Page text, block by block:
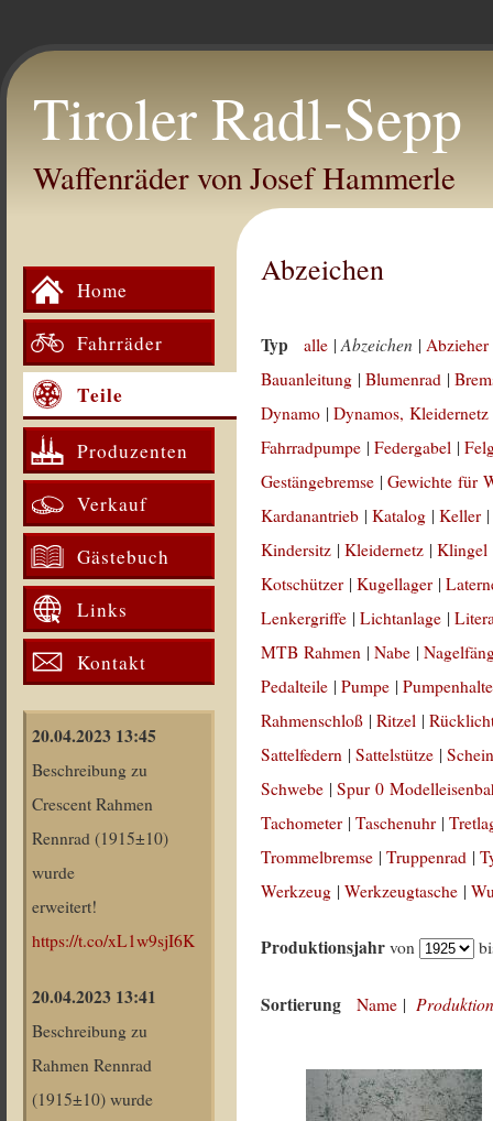
Tiroler Radl-Sepp
Waffenräder von Josef Hammerle
Home
Fahrräder
Teile
Produzenten
Verkauf
Gästebuch
Links
Kontakt
20.04.2023 13:45
Beschreibung zu
Crescent Rahmen
Rennrad (1915±10)
wurde
erweitert!
https://t.co/xL1w9sjI6K
20.04.2023 13:41
Beschreibung zu
Rahmen Rennrad
(1915±10) wurde
Abzeichen
Typ alle |Abzeichen |
Bauanleitung |Blumenrad |
Dynamo |Dynamos, Kleidernetz
Fahrradpumpe |Federgabel |
Gestängebremse |Gewichte für
Kardanantrieb |Katalog |Keller
Kindersitz |Kleidernetz |Klingel
Kotschützer |Kugellager |
Lenkergriffe |Lichtanlage |
MTB Rahmen |Nabe |
Pedalteile |Pumpe |
Rahmenschloß |Ritzel |
Sattelfedern |Sattelstütze |
Schwebe |Spur 0
Tachometer |Taschenuhr |
Trommelbremse |Truppenrad |
Werkzeug |Werkzeugtasche |
Produktionsjahr von
Sortierung Name |